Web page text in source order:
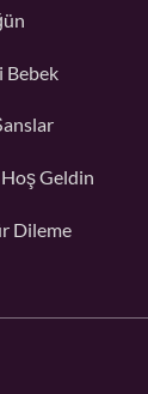
Bebek
Hoş Geldin
Dileme